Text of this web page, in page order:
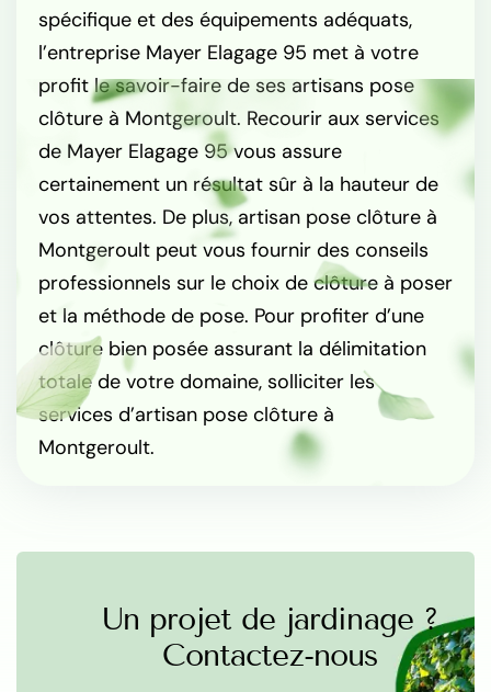
spécifique et des équipements adéquats,
l’entreprise Mayer Elagage 95 met à votre
profit le savoir-faire de ses artisans pose
clôture à Montgeroult. Recourir aux services
de Mayer Elagage 95 vous assure
certainement un résultat sûr à la hauteur de
vos attentes. De plus, artisan pose clôture à
Montgeroult peut vous fournir des conseils
professionnels sur le choix de clôture à poser
et la méthode de pose. Pour profiter d’une
clôture bien posée assurant la délimitation
totale de votre domaine, solliciter les
services d’artisan pose clôture à
Montgeroult.
Un projet de jardinage ?
Contactez-nous